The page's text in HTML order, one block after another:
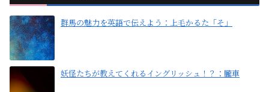
群馬の魅力を英語で伝えよう：上毛かるた「そ」
妖怪たちが教えてくれるイングリッシュ！？：朧車